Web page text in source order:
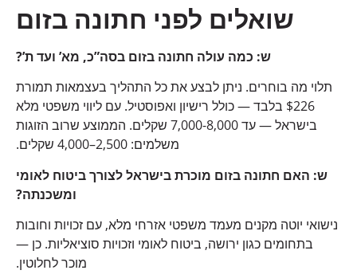
שואלים לפני חתונה בזום
ש: כמה עולה חתונה בזום בסה”כ, מא’ ועד ת’?
תלוי מה בוחרים. ניתן לבצע את כל התהליך בעצמאות תמורת
$226 בלבד — כולל רישיון ואפוסטיל. עם ליווי משפטי מלא
בישראל — עד 7,000-8,000 שקלים. הממוצע שרוב הזוגות
משלמים: 2,500–4,000 שקלים.
ש: האם חתונה בזום מוכרת בישראל לצורך ביטוח לאומי
ומשכנתה?
נישואי יוטה מקנים מעמד משפטי אזרחי מלא, עם זכויות וחובות
בתחומים כגון ירושה, ביטוח לאומי וזכויות סוציאליות. כן —
מוכר לחלוטין.